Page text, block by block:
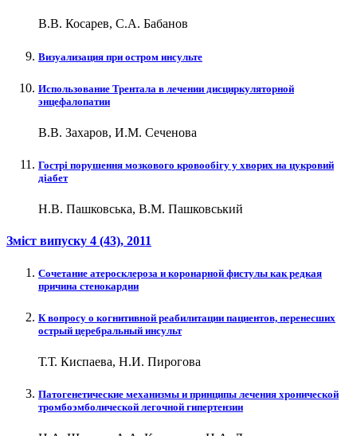
В.В. Косарев, С.А. Бабанов
Визуализация при остром инсульте
Использование Трентала в лечении дисциркуляторной
энцефалопатии
В.В. Захаров, И.М. Сеченова
Гострі порушення мозкового кровообігу у хворих на цукровий
діабет
Н.В. Пашковська, В.М. Пашковський
Зміст випуску 4 (43), 2011
Сочетание атеросклероза и коронарной фистулы как редкая
причина стенокардии
К вопросу о когнитивной реабилитации пациентов, перенесших
острый церебральный инсульт
Т.Т. Киспаева, Н.И. Пирогова
Патогенетические механизмы и принципы лечения хронической
тромбоэмболической легочной гипертензии